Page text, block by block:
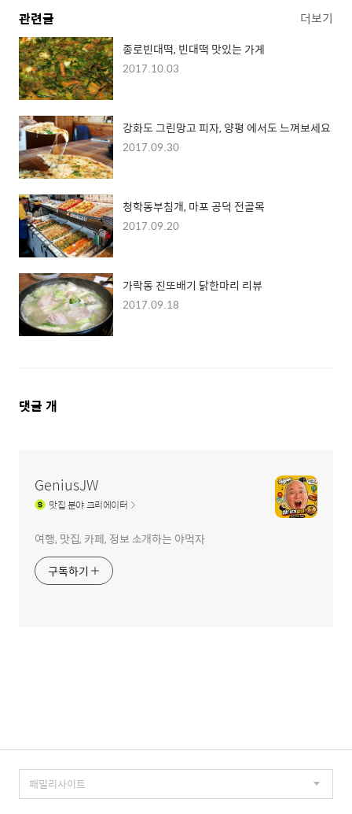
관련글 더보기
종로빈대떡, 빈대떡 맛있는 가게
2017.10.03
강화도 그린망고 피자, 양평 에서도 느껴보세요
2017.09.30
청학동부침개, 마포 공덕 전골목
2017.09.20
가락동 진또배기 닭한마리 리뷰
2017.09.18
댓
댓글 개
GeniusJW
맛집분야 크리에이터
여행, 맛집, 카페, 정보 소개하는 야먹자
구독하기